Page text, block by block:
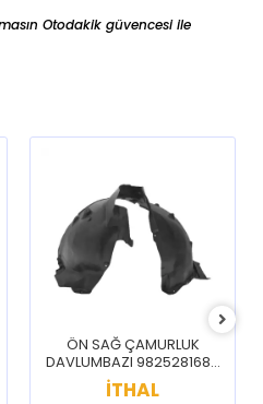
Otodakik güvencesi ile
ÖN SAĞ ÇAMURLUK
DAVLUMBAZI 9825281680
/ 3008 5008 16-20
İTHAL